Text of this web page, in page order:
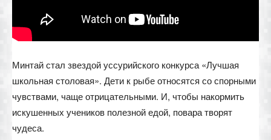
Минтай стал звездой уссурийского конкурса «Лучшая
школьная столовая». Дети к рыбе относятся со спорными
чувствами, чаще отрицательными. И, чтобы накормить
искушенных учеников полезной едой, повара творят
чудеса.